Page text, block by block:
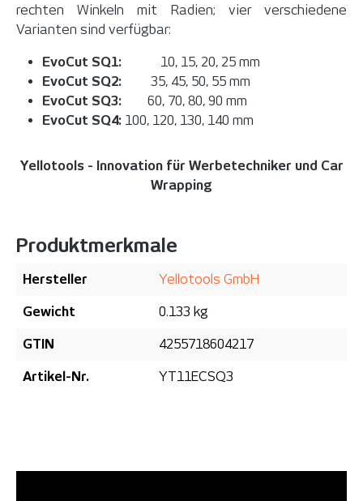
rechten Winkeln mit Radien; vier verschiedene
Varianten sind verfügbar:
EvoCut SQ1: 10, 15, 20, 25 mm
EvoCut SQ2: 35, 45, 50, 55 mm
EvoCut SQ3: 60, 70, 80, 90 mm
EvoCut SQ4: 100, 120, 130, 140 mm
Yellotools - Innovation für Werbetechniker und Car
Wrapping
Produktmerkmale
Hersteller Yellotools GmbH
Gewicht 0.133 kg
GTIN 4255718604217
Artikel-Nr. YT11ECSQ3